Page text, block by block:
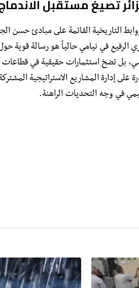
تصيغ مستقبل
التاريخية القائمة على مبادئ حسن
الرفيع في نيامي حالياً هو رسالة قوية
بل تضخ استثمارات حقيقية في قطاعات
على إدارة المشاريع الاستراتيجية
في وجه التحديات الراهنة.